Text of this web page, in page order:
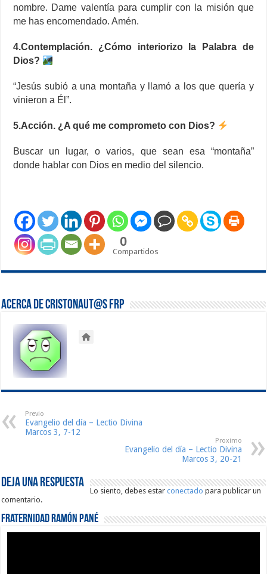
nombre. Dame valentía para cumplir con la misión que
me has encomendado. Amén.
4.Contemplación. ¿Cómo interiorizo la Palabra de
Dios?
“Jesús subió a una montaña y llamó a los que quería y
vinieron a Él”.
5.Acción. ¿A qué me comprometo con Dios?
Buscar un lugar, o varios, que sean esa “montaña”
donde hablar con Dios en medio del silencio.
0
Compartidos
Acerca de Cristonaut@s FRP
Previo
Evangelio del día – Lectio Divina
Marcos 3, 7-12
Proximo
Evangelio del día – Lectio Divina
Marcos 3, 20-21
Deja una respuesta
Lo siento, debes estarconectado para publicar un
comentario.
Fraternidad Ramón Pané